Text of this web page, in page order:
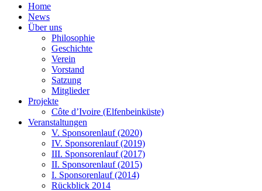
Home
News
Über uns
Philosophie
Geschichte
Verein
Vorstand
Satzung
Mitglieder
Projekte
Côte d’Ivoire (Elfenbeinküste)
Veranstaltungen
V. Sponsorenlauf (2020)
IV. Sponsorenlauf (2019)
III. Sponsorenlauf (2017)
II. Sponsorenlauf (2015)
I. Sponsorenlauf (2014)
Rückblick 2014